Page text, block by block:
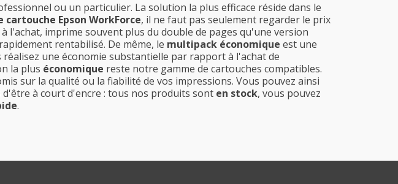
ou un particulier. La solution la plus efficace réside dans le
Epson WorkForce, il ne faut pas seulement regarder le prix
l'achat, imprime souvent plus du double de pages qu'une version
rentabilisé. De même, le multipack économique est une
une économie substantielle par rapport à l'achat de
la plus économique reste notre gamme de cartouches compatibles.
sur la qualité ou la fiabilité de vos impressions. Vous pouvez ainsi
à court d'encre : tous nos produits sont en stock, vous pouvez
.